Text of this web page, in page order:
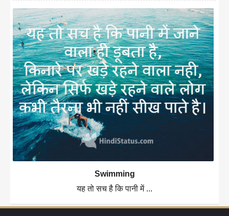
Swimming
यह तो सच है कि पानी में ...